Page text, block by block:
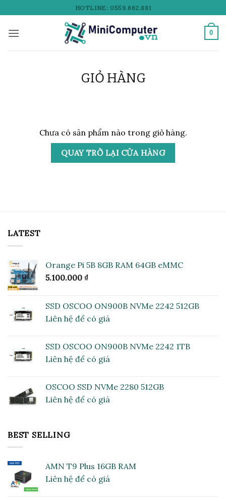
qua
nội
HOTLINE: 0559.662.881
0
GIỎ HÀNG
Chưa có sản phẩm nào trong giỏ hàng.
QUAY TRỞ LẠI CỬA HÀNG
LATEST
Orange Pi 5B 8GB RAM 64GB eMMC
5.100.000 ₫
SSD OSCOO ON900B NVMe 2242 512GB
Liên hệ để có giá
SSD OSCOO ON900B NVMe 2242 1TB
Liên hệ để có giá
OSCOO SSD NVMe 2280 512GB
Liên hệ để có giá
BEST SELLING
AMN T9 Plus 16GB RAM
Liên hệ để có giá